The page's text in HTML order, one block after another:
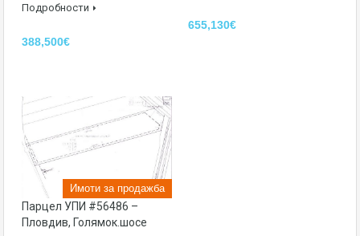
Подробности
388,500€
655,130€
Имоти за продажба
парцел УПИ #56486 –
Пловдив, Голямок.шосе